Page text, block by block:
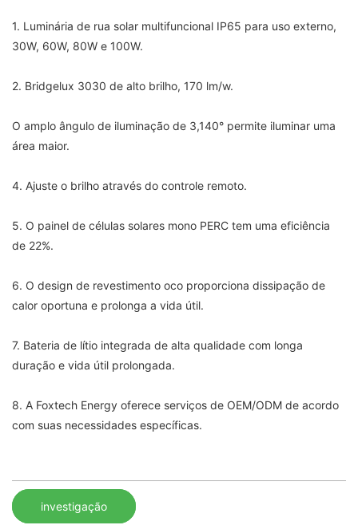
1. Luminária de rua solar multifuncional IP65 para uso externo,
30W, 60W, 80W e 100W.
2. Bridgelux 3030 de alto brilho, 170 lm/w.
O amplo ângulo de iluminação de 3,140° permite iluminar uma
área maior.
4. Ajuste o brilho através do controle remoto.
5. O painel de células solares mono PERC tem uma eficiência
de 22%.
6. O design de revestimento oco proporciona dissipação de
calor oportuna e prolonga a vida útil.
7. Bateria de lítio integrada de alta qualidade com longa
duração e vida útil prolongada.
8. A Foxtech Energy oferece serviços de OEM/ODM de acordo
com suas necessidades específicas.
investigação